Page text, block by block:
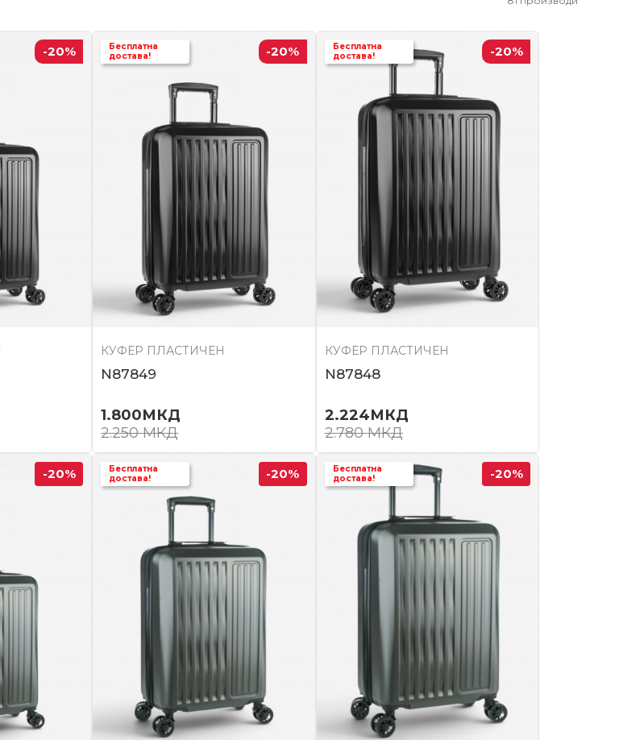
-20%
Бесплатна
достава!
-20%
КУФЕР ПЛАСТИЧЕН
N87849
1.800МКД
2.250МКД
Бесплатна
достава!
-20%
КУФЕР ПЛАСТИЧЕН
N87848
2.224МКД
2.780МКД
-20%
Бесплатна
достава!
-20%
Бесплатна
достава!
-20%